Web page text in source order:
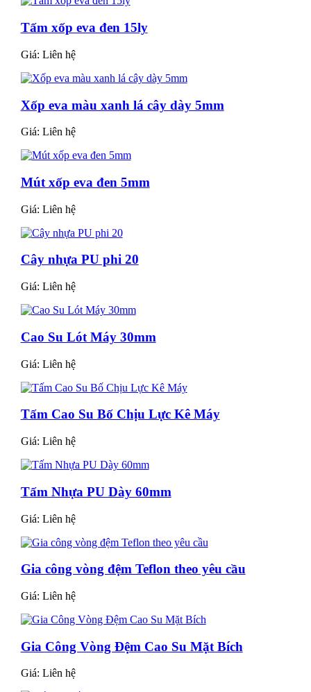
Tấm xốp eva đen 15ly
Giá: Liên hệ
Xốp eva màu xanh lá cây dày 5mm
Giá: Liên hệ
Mút xốp eva đen 5mm
Giá: Liên hệ
Cây nhựa PU phi 20
Giá: Liên hệ
Cao Su Lót Máy 30mm
Giá: Liên hệ
Tấm Cao Su Bố Chịu Lực Kê Máy
Giá: Liên hệ
Tấm Nhựa PU Dày 60mm
Giá: Liên hệ
Gia công vòng đệm Teflon theo yêu cầu
Giá: Liên hệ
Gia Công Vòng Đệm Cao Su Mặt Bích
Giá: Liên hệ